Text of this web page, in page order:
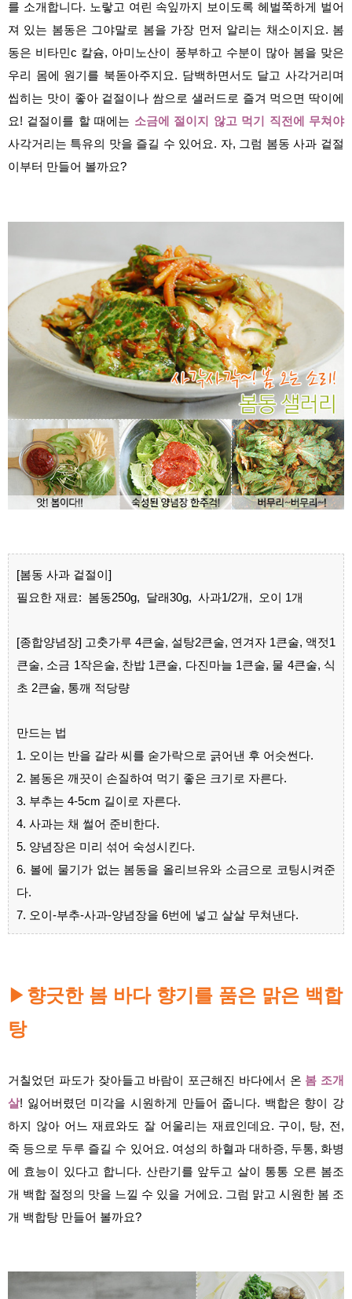
를 소개합니다. 노랗고 여린 속잎까지 보이도록 헤벌쭉하게 벌어
져 있는 봄동은 그야말로 봄을 가장 먼저 알리는 채소이지요. 봄
동은 비타민c 칼슘, 아미노산이 풍부하고 수분이 많아 봄을 맞은
우리 몸에 원기를 북돋아주지요. 담백하면서도 달고 사각거리며
씹히는 맛이 좋아 겉절이나 쌈으로 샐러드로 즐겨 먹으면 딱이에
요! 겉절이를 할 때에는 소금에 절이지 않고 먹기 직전에 무쳐야
사각거리는 특유의 맛을 즐길 수 있어요. 자, 그럼 봄동 사과 겉절
이부터 만들어 볼까요?
[봄동 사과 겉절이]
필요한 재료: 봄동250g, 달래30g, 사과1/2개, 오이 1개
[종합양념장] 고춧가루 4큰술, 설탕2큰술, 연겨자 1큰술, 액젓1
큰술, 소금 1작은술, 찬밥 1큰술, 다진마늘 1큰술, 물 4큰술, 식
초 2큰술, 통깨 적당량
만드는 법
1. 오이는 반을 갈라 씨를 숟가락으로 긁어낸 후 어슷썬다.
2. 봄동은 깨끗이 손질하여 먹기 좋은 크기로 자른다.
3. 부추는 4-5cm 길이로 자른다.
4. 사과는 채 썰어 준비한다.
5. 양념장은 미리 섞어 숙성시킨다.
6. 볼에 물기가 없는 봄동을 올리브유와 소금으로 코팅시켜준
다.
7. 오이-부추-사과-양념장을 6번에 넣고 살살 무쳐낸다.
▶향긋한 봄 바다 향기를 품은 맑은 백합
탕
거칠었던 파도가 잦아들고 바람이 포근해진 바다에서 온 봄 조개
살! 잃어버렸던 미각을 시원하게 만들어 줍니다. 백합은 향이 강
하지 않아 어느 재료와도 잘 어울리는 재료인데요. 구이, 탕, 전,
죽 등으로 두루 즐길 수 있어요. 여성의 하혈과 대하증, 두통, 화병
에 효능이 있다고 합니다. 산란기를 앞두고 살이 통통 오른 봄조
개 백합 절정의 맛을 느낄 수 있을 거에요. 그럼 맑고 시원한 봄 조
개 백합탕 만들어 볼까요?